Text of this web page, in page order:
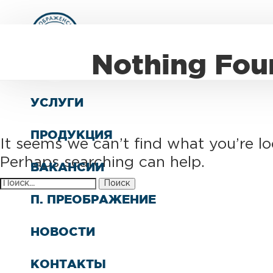
СТРУКТУРА
УСЛУГИ
ПРОДУКЦИЯ
ВАКАНСИИ
П. ПРЕОБРАЖЕНИЕ
НОВОСТИ
КОНТАКТЫ
Nothing
It seems we can’t find what you’re
Perhaps searching can help.
Найти: